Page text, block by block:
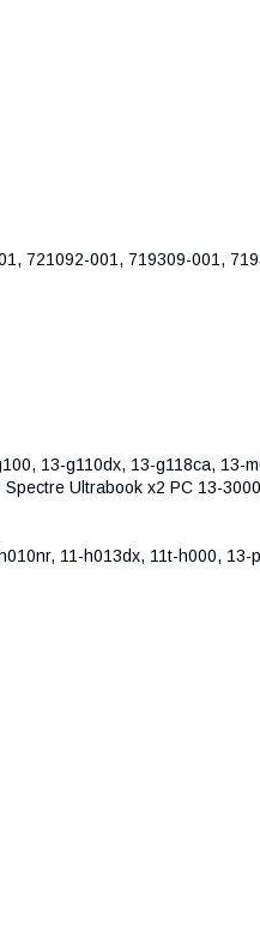
721092-001, 719309-001,
13-g110dx, 13-g118ca, 13-
Ultrabook x2 PC 13-
11-h013dx, 11t-h000, 13-